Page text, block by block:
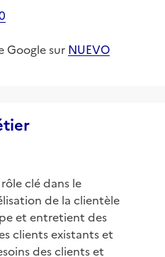
Google sur NUEVO
clé dans le
de la clientèle
et entretient des
clients existants et
des clients et